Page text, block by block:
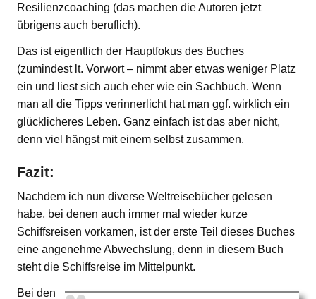
Resilienzcoaching (das machen die Autoren jetzt
übrigens auch beruflich).
Das ist eigentlich der Hauptfokus des Buches
(zumindest lt. Vorwort – nimmt aber etwas weniger Platz
ein und liest sich auch eher wie ein Sachbuch. Wenn
man all die Tipps verinnerlicht hat man ggf. wirklich ein
glücklicheres Leben. Ganz einfach ist das aber nicht,
denn viel hängst mit einem selbst zusammen.
Fazit:
Nachdem ich nun diverse Weltreisebücher gelesen
habe, bei denen auch immer mal wieder kurze
Schiffsreisen vorkamen, ist der erste Teil dieses Buches
eine angenehme Abwechslung, denn in diesem Buch
steht die Schiffsreise im Mittelpunkt.
Bei den